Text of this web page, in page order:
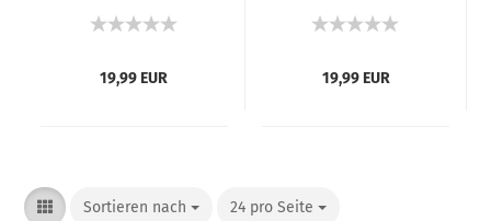
19,99 EUR 19,99 EUR
Sortieren nach 24 pro Seite